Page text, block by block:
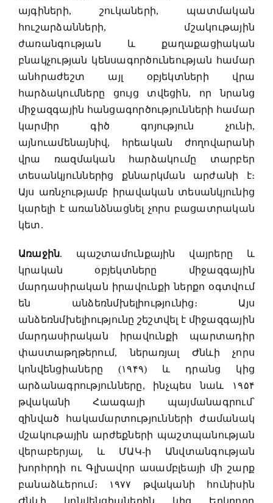
այգիների, շուկաների, պատմական
հուշարձանների, մշակութային
ժառանգության և քաղաքացիական
բնակչության կենսագործունեության համար
անհրաժեշտ այլ օբյեկտների վրա
հարձակումները ցույց տվեցին, որ նրանց
միջազգային հանցագործությունների համար
կարմիր գիծ գոյություն չունի,
այնուամենայնիվ, հրեական ժողովարանի
վրա ռազմական հարձակումը տարբեր
տեսանկյուններից քննարկման արժանի է։
Այս առնչությամբ իրավական տեսանկյունից
կարելի է առանձնացնել չորս բացատրական
կետ.
Առաջին. պաշտամունքային վայրերը և
կրական օբյեկտները միջազգային
մարդասիրական իրավունքի ներքո օգտվում
են անձեռնմխելիությունից։ Այս
անձեռնմխելիությունը շեշտվել է միջազգային
մարդասիրական իրավունքի պարտադիր
փաստաթղթերում, ներառյալ Ժնևի չորս
կոնվենցիաները (۱۹۴۹) և դրանց կից
արձանագրությունները, ինչպես նաև ۱۹۵۴
թվականի Հաագայի պայմանագրում՝
զինված հակամարտությունների ժամանակ
մշակութային արժեքների պաշտպանության
վերաբերյալ, և ՄԱԿ-ի Անվտանգության
խորհրդի ու Գլխավոր ասամբլեայի մի շարք
բանաձևերում։ ۱۹۷۷ թվականի հունիսին
Ժնևի կոնվենցիաներին կից Երկրորդ